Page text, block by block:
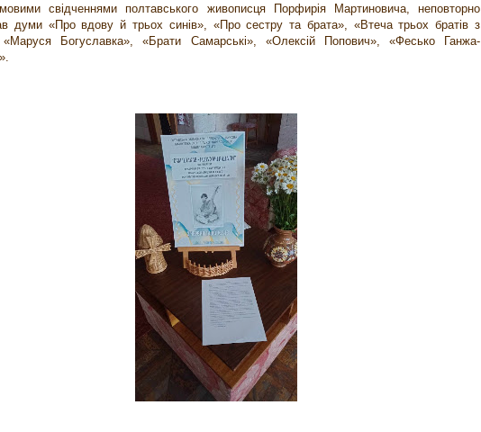
свідченнями полтавського живописця Порфирія Мартиновича, неповторно
думи «Про вдову й трьох синів», «Про сестру та брата», «Втеча трьох братів з
Богуславка», «Брати Самарські», «Олексій Попович», «Фесько Ганжа-